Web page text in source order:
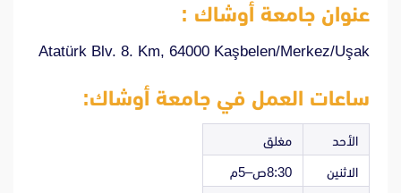
عنوان جامعة أوشاك :
Atatürk Blv. 8. Km, 64000 Kaşbelen/Merkez/Uşak
ساعات العمل في جامعة أوشاك:
الأحد مغلق
الاثنين 8:30ص–5م